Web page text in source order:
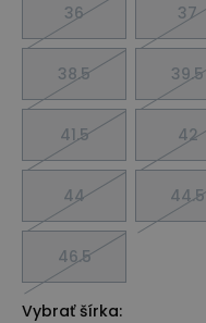
36 37
38.5 39.5
41.5 42
44 44.5
46.5
Vybrať šírka: